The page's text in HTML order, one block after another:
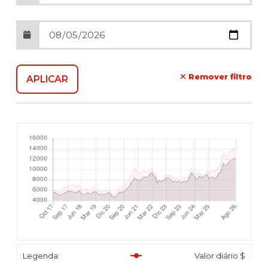
Remover filtro
Legenda:
Valor diário $